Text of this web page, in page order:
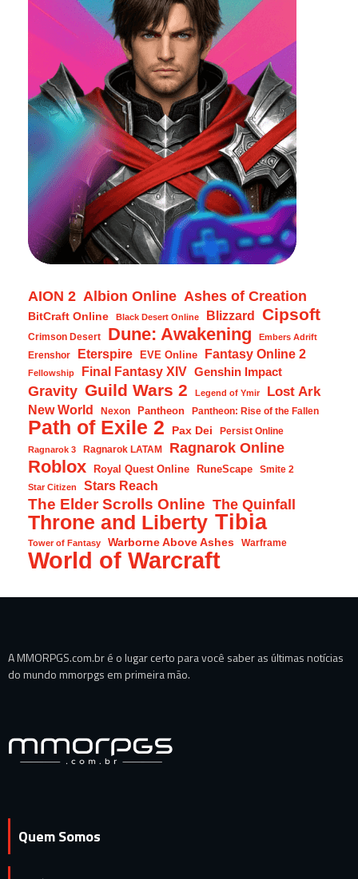
AION 2 Albion Online Ashes of Creation
BitCraft Online Black Desert Online Blizzard Cipsoft
Crimson Desert Dune: Awakening Embers Adrift
Erenshor Eterspire EVE Online Fantasy Online 2
Fellowship Final Fantasy XIV Genshin Impact
Gravity Guild Wars 2 Legend of Ymir Lost Ark
New World Nexon Pantheon Pantheon: Rise of the Fallen
Path of Exile 2 Pax Dei Persist Online
Ragnarok 3 Ragnarok LATAM Ragnarok Online
Roblox Royal Quest Online RuneScape Smite 2
Star Citizen Stars Reach
The Elder Scrolls Online The Quinfall
Throne and Liberty Tibia
Tower of Fantasy Warborne Above Ashes Warframe
World of Warcraft
A MMORPGS.com.br é o lugar certo para você saber as últimas notícias
do mundo mmorpgs em primeira mão.
Quem Somos